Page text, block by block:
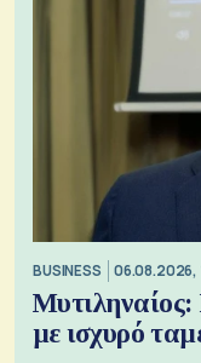
BUSINESS 06.08.2026,
Μυτιληναίος:
με ισχυρό